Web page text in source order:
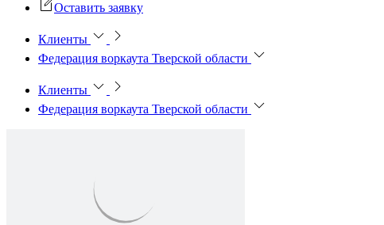
Оставить заявку
Клиенты
Федерация воркаута Тверской области
Клиенты
Федерация воркаута Тверской области